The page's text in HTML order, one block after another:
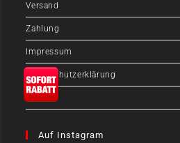
Versand
Zahlung
Impressum
Datenschutzerklärung
Auf Instagram